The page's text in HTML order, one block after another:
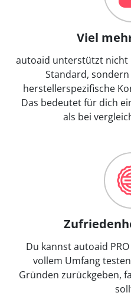
Viel
autoaid unterstützt nicht
Standard,
herstellerspezifische
Das bedeutet für dich
als bei
Du kannst autoaid
vollem Umfang
Gründen zurückgeben,